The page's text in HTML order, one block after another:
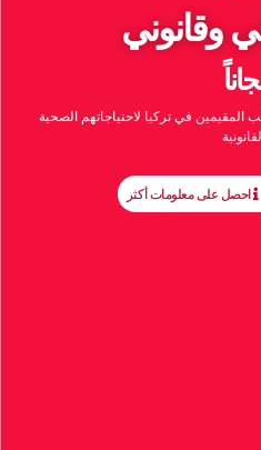
وقانوني
المقيمين في تركيا لاحتياجاتهم الصحية
احصل على معلومات أكثر